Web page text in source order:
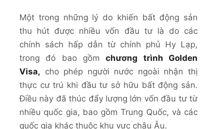
Một trong những lý do khiến bất động sản
thu hút được nhiều vốn đầu tư là do các
chính sách hấp dẫn từ chính phủ Hy Lạp,
trong đó bao gồmchương trình Golden
Visa, cho phép người nước ngoài nhận thị
thực cư trú khi đầu tư sở hữu bất động sản.
Điều này đã thúc đẩy lượng lớn vốn đầu tư từ
nhiều quốc gia, bao gồm Trung Quốc, và các
quốc gia khác thuộc khu vực châu Âu.